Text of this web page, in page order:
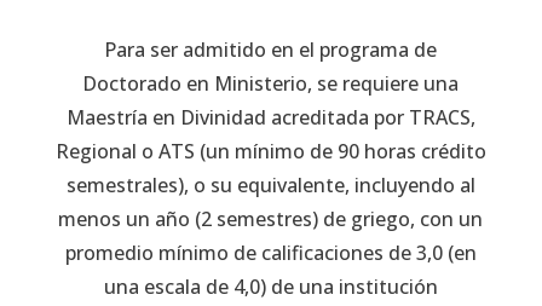
Para ser admitido en el programa de
Doctorado en Ministerio, se requiere una
Maestría en Divinidad acreditada por TRACS,
Regional o ATS (un mínimo de 90 horas crédito
semestrales), o su equivalente, incluyendo al
menos un año (2 semestres) de griego, con un
promedio mínimo de calificaciones de 3,0 (en
una escala de 4,0) de una institución